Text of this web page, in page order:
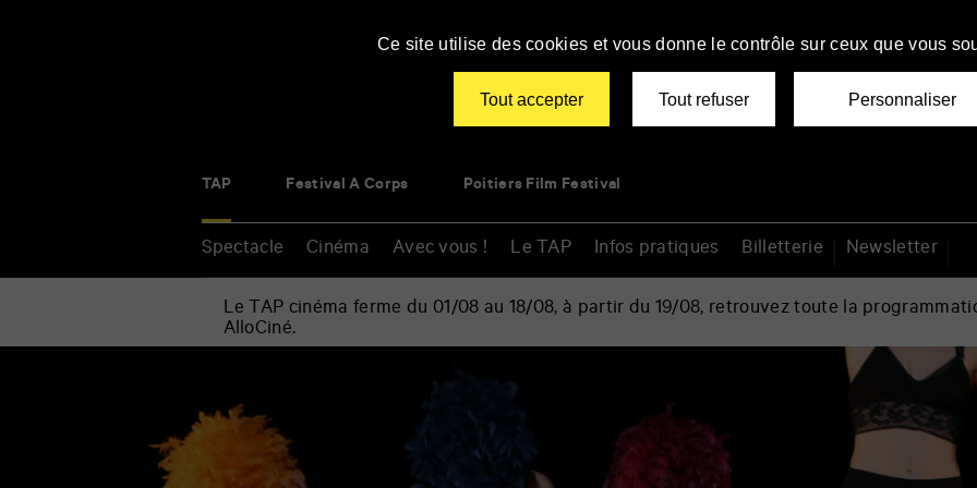
TAP Festival À Corps Poitiers Film Festival
Spectacle Cinéma Avec vous ! Le TAP Infos pratiques Billetterie Newsletter
Le TAP cinéma ferme du 01/08 au 18/08, à partir du 19/08, retrouvez toute la
AlloCiné.
vos
Ce site utilise des cookies et vous donne le contrôle sur ceux que vous
Tout accepter Tout refuser Personnaliser